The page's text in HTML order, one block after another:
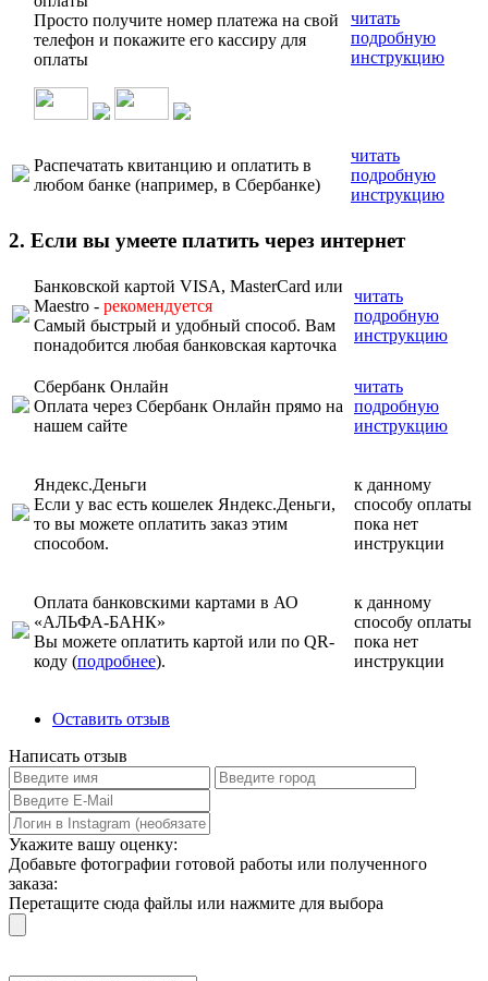
Просто получите номер платежа на свой
телефон и покажите его кассиру для
оплаты
читать
подробную
инструкцию
Распечатать квитанцию и оплатить в
любом банке (например, в Сбербанке)
читать
подробную
инструкцию
2. Если вы умеете платить через интернет
Банковской картой VISA, MasterCard или
Maestro - рекомендуется
Самый быстрый и удобный способ. Вам
понадобится любая банковская карточка
читать
подробную
инструкцию
Сбербанк Онлайн
Оплата через Сбербанк Онлайн прямо на
нашем сайте
читать
подробную
инструкцию
Яндекс.Деньги
Если у вас есть кошелек Яндекс.Деньги,
то вы можете оплатить заказ этим
способом.
к данному
способу оплаты
пока нет
инструкции
Оплата банковскими картами в АО
«АЛЬФА-БАНК»
Вы можете оплатить картой или по QR-
коду (подробнее).
к данному
способу оплаты
пока нет
инструкции
Оставить отзыв
Написать отзыв
Укажите вашу оценку:
Добавьте фотографии готовой работы или полученного
заказа:
Перетащите сюда файлы или нажмите для выбора